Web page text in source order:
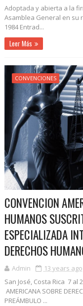
Adoptada y abierta a la
Asamblea General en su
1984 Entrad...
Leer Más
CONVENCIONES
CONVENCION
HUMANOS
ESPECIALIZADA
DERECHOS
Admin
13 years ago
San José, Costa Rica 7 al
AMERICANA SOBRE
PREÁMBULO ...